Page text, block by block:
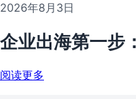
2026年8月3日
企业出海第一步
阅读更多